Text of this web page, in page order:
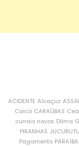
ACIDENTE Alcaçuz
Caicó CARAÚBAS
currais novos Dilma
PIRANHAS JUCURUTU
Pagamento PARAÍBA